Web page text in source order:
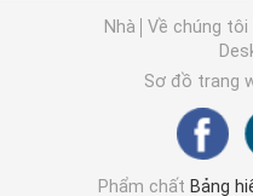
Hiển thị liên kết quang
Mô-đun hiển thị màn
Nhà Về chúng tôi
Sơ đồ trang
Phẩm chất Bảng